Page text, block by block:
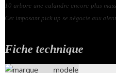
10 arbore une calandre encore plus
Cet imposant pick up se négocie aux
Fiche technique